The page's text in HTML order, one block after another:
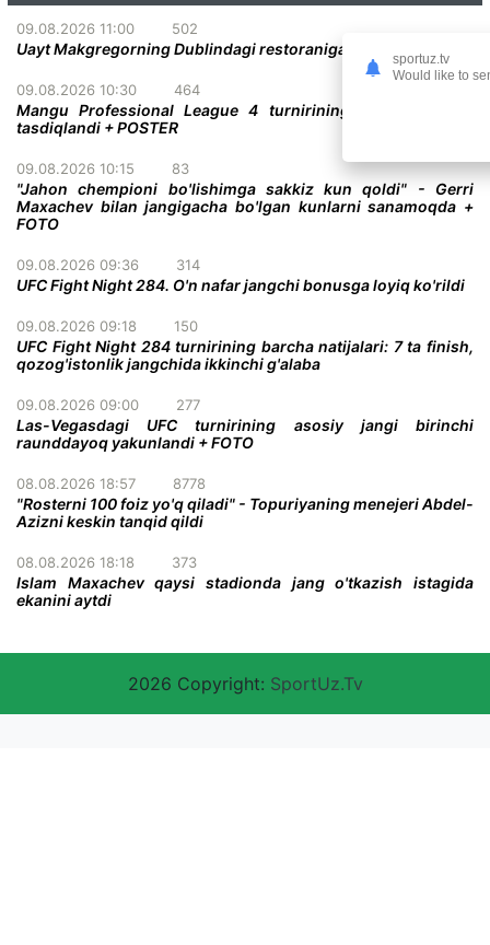
09.08.2026 11:00 502
Uayt Makgregorning Dublindagi restoraniga tashrif buyurdi
09.08.2026 10:30 464
Mangu Professional League 4 turnirining yana bir jangi
tasdiqlandi + POSTER
09.08.2026 10:15 83
"Jahon chempioni bo'lishimga sakkiz kun qoldi" - Gerri
Maxachev bilan jangigacha bo'lgan kunlarni sanamoqda +
FOTO
09.08.2026 09:36 314
UFC Fight Night 284. O'n nafar jangchi bonusga loyiq ko'rildi
09.08.2026 09:18 150
UFC Fight Night 284 turnirining barcha natijalari: 7 ta finish,
qozog'istonlik jangchida ikkinchi g'alaba
09.08.2026 09:00 277
Las-Vegasdagi UFC turnirining asosiy jangi birinchi
raunddayoq yakunlandi + FOTO
08.08.2026 18:57 8778
"Rosterni 100 foiz yo'q qiladi" - Topuriyaning menejeri Abdel-
Azizni keskin tanqid qildi
08.08.2026 18:18 373
Islam Maxachev qaysi stadionda jang o'tkazish istagida
ekanini aytdi
2026 Copyright: SportUz.Tv
sportuz.tv
Would like to